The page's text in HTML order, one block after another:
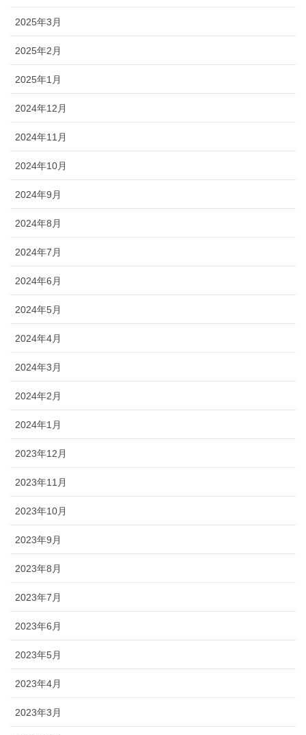
2025年3月
2025年2月
2025年1月
2024年12月
2024年11月
2024年10月
2024年9月
2024年8月
2024年7月
2024年6月
2024年5月
2024年4月
2024年3月
2024年2月
2024年1月
2023年12月
2023年11月
2023年10月
2023年9月
2023年8月
2023年7月
2023年6月
2023年5月
2023年4月
2023年3月